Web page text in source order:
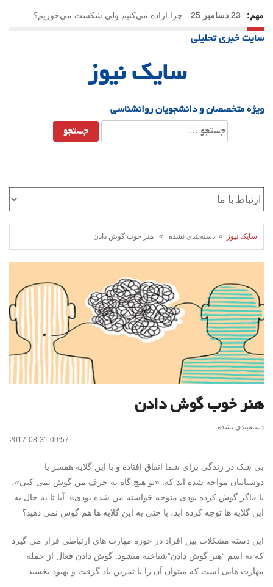
مهم: 23 دسامبر 25 - چرا اراده می‌کنیم ولی شکست می‌خوریم؟
21 دسامبر 25
سایت خبری تحلیلی
سایک نیوز
ویژه متخصصان و دانشجویان روانشناسی
جستجو
برای:
سایک نیوز » دسته‌بندی نشده » هنر خوب گوش دادن
هنر خوب گوش دادن
دسته‌بندی نشده
2017-08-31 09:57
بی ­شک در زندگی برای شما اتفاق افتاده و با این گلایه همسر یا
دوستانتان مواجه شده اید که: «تو هیچ گاه به حرف من گوش نمی کنی»،
یا «اگر گوش کرده بودی متوجه خواسته من شده بودی». آیا تا به حال به
این گلایه­ ها توجه کرده­ اید، یا حتی به این گلایه ­ها هم گوش نمی ­دهید؟
این دسته مشکلات بین افراد در حوزه مهارت های ارتباطی قرار می گیرد
که به اسم “هنر گوش دادن”شناخته می­شود. گوش دادن فعال از جمله
مهارت ­هایی است که می­توان آن را با تمرین یاد گرفت و بهبود بخشید.